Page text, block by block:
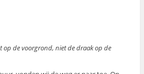
op de voorgrond, niet de draak op de